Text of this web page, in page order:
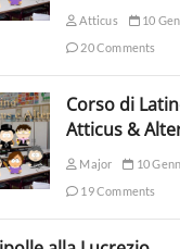
Atticus
10
20 Comments
Corso di
Atticus &
Major
10
19 Comments